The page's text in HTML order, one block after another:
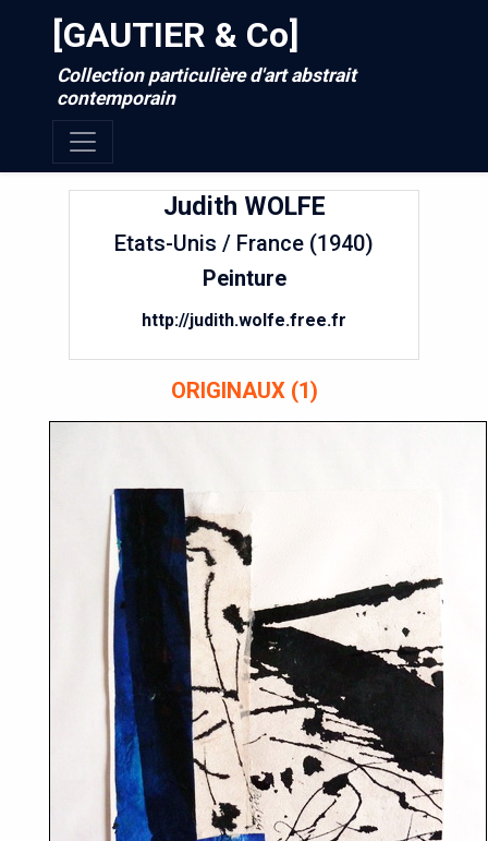
[GAUTIER & Co]
Collection particulière d'art abstrait
contemporain
Judith WOLFE
Etats-Unis / France (1940)
Peinture
http://judith.wolfe.free.fr
ORIGINAUX (1)